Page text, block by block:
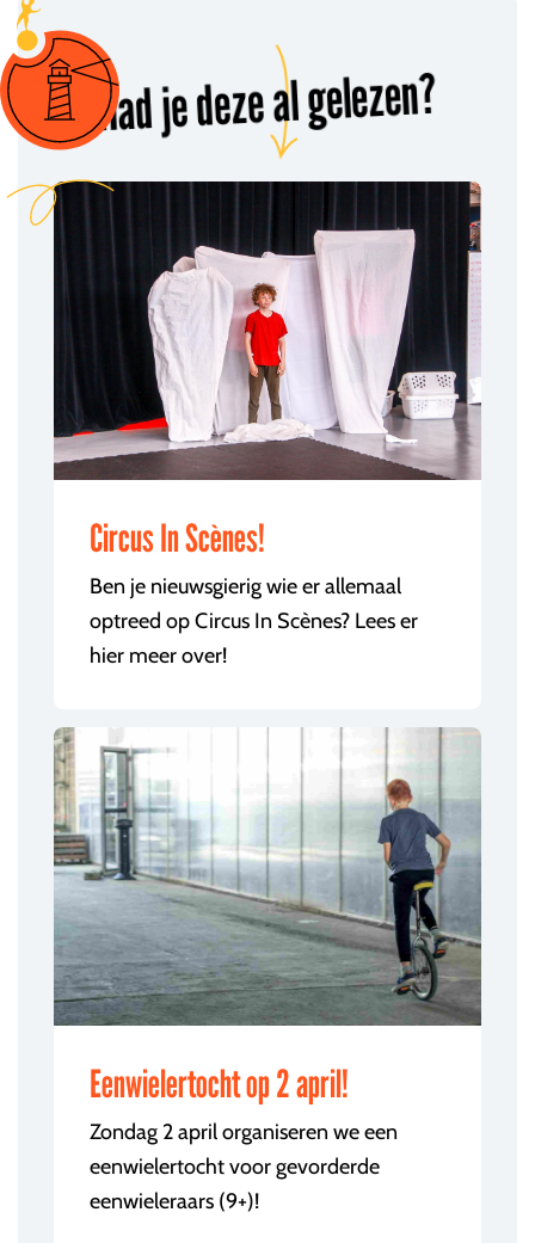
Had je deze al gelezen?
Circus In Scènes!
Ben je nieuwsgierig wie er allemaal
optreed op Circus In Scènes? Lees er
hier meer over!
Eenwielertocht op 2 april!
Zondag 2 april organiseren we een
eenwielertocht voor gevorderde
eenwieleraars (9+)!